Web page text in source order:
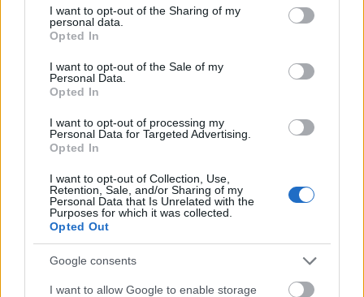
not limited to your visit or usage behaviour. You may click to
grant or deny consent to Google and its third-party tags to
use your data for below specified purposes in below Google
consent section.
I want to opt-out of the Sharing of my
personal data.
Opted In
I want to opt-out of the Sale of my
Personal Data.
Opted In
I want to opt-out of processing my
Personal Data for Targeted Advertising.
Opted In
I want to opt-out of Collection, Use,
Retention, Sale, and/or Sharing of my
Personal Data that Is Unrelated with the
Purposes for which it was collected.
Opted Out
Google consents
I want to allow Google to enable storage
Építsetek hóembert Bagoly
Fülöpékkel! - Játsszatok velünk és
nyerjetek ajándékcsomagot!
Kézügyes ötletek Firkafalváról
színesötletek_team •2020. december 26.